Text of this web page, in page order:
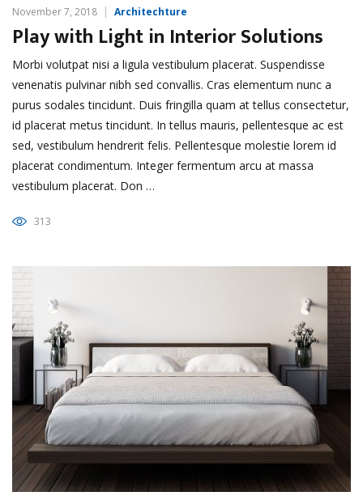
November 7, 2018 Architechture
Play with Light in Interior Solutions
Morbi volutpat nisi a ligula vestibulum placerat. Suspendisse
venenatis pulvinar nibh sed convallis. Cras elementum nunc a
purus sodales tincidunt. Duis fringilla quam at tellus consectetur,
id placerat metus tincidunt. In tellus mauris, pellentesque ac est
sed, vestibulum hendrerit felis. Pellentesque molestie lorem id
placerat condimentum. Integer fermentum arcu at massa
vestibulum placerat. Don …
313